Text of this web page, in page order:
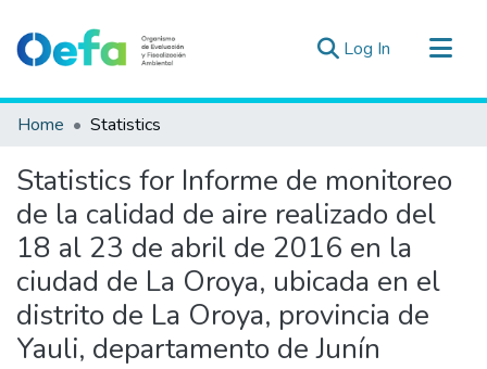
Log In (current)
Communities & Collections
Estad. Externas
Guias ▾
Home Statistics
Statistics for Informe de monitoreo
de la calidad de aire realizado del
18 al 23 de abril de 2016 en la
ciudad de La Oroya, ubicada en el
distrito de La Oroya, provincia de
Yauli, departamento de Junín